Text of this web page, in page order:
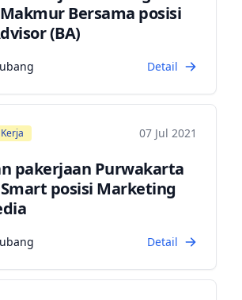
Bersama posisi
(BA)
Detail
07 Jul 2021
pakerjaan Purwakarta
posisi Marketing
Detail